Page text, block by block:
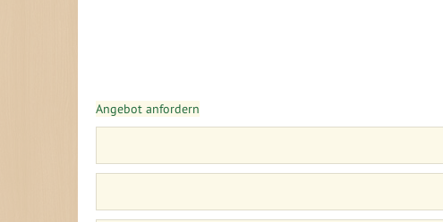
Bildergalerie
springen
Bildergalerie
springen
Angebot anfordern